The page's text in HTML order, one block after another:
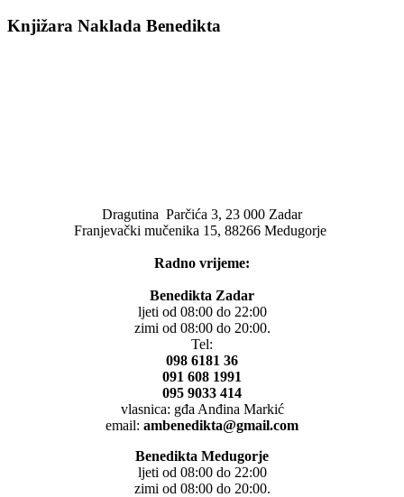
Knjižara Naklada Benedikta
Dragutina Parčića 3, 23 000 Zadar
Franjevački mučenika 15, 88266 Medugorje
Radno vrijeme:
Benedikta Zadar
ljeti od 08:00 do 22:00
zimi od 08:00 do 20:00.
Tel:
098 6181 36
091 608 1991
095 9033 414
vlasnica: gđa Anđina Markić
email: ambenedikta@gmail.com
Benedikta Medugorje
ljeti od 08:00 do 22:00
zimi od 08:00 do 20:00.